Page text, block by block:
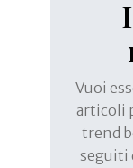
Vuoi
articoli
trend
seguiti